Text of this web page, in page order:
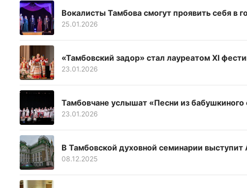
Вокалисты Тамбова смогут проявить себя в
25.01.2026
«Тамбовский задор» стал лауреатом XI
23.01.2026
Тамбовчане услышат «Песни из бабушкиного
23.01.2026
В Тамбовской духовной семинарии
08.12.2025